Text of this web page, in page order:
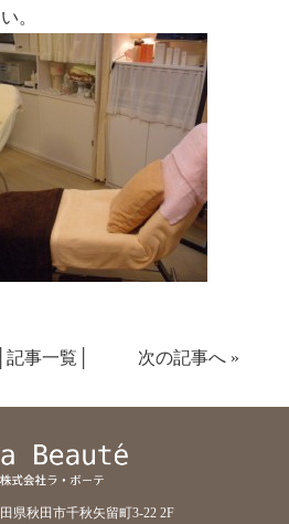
。
記事一覧 次の記事へ »
県秋田市千秋矢留町3-22 2F